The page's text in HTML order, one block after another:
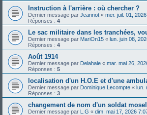
Instruction à l'arrière : où chercher ?
Dernier message par Jeannot « mer. juil. 01,
Réponses : 4
Le sac militaire dans les tranchées,
Dernier message par MariOn15 « lun. juin 08,
Réponses : 4
Août 1914
Dernier message par Delahaie « mar. mai 26,
Réponses : 5
localisation d'un H.O.E et d'une
Dernier message par Dominique Lecompte « lun.
Réponses : 3
changement de nom d'un soldat
Dernier message par L.G « dim. mai 17, 2026